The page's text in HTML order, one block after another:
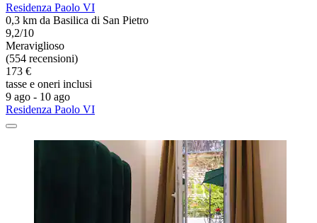
Residenza Paolo VI
0,3 km da Basilica di San Pietro
9,2/10
Meraviglioso
(554 recensioni)
173 €
tasse e oneri inclusi
9 ago - 10 ago
Residenza Paolo VI